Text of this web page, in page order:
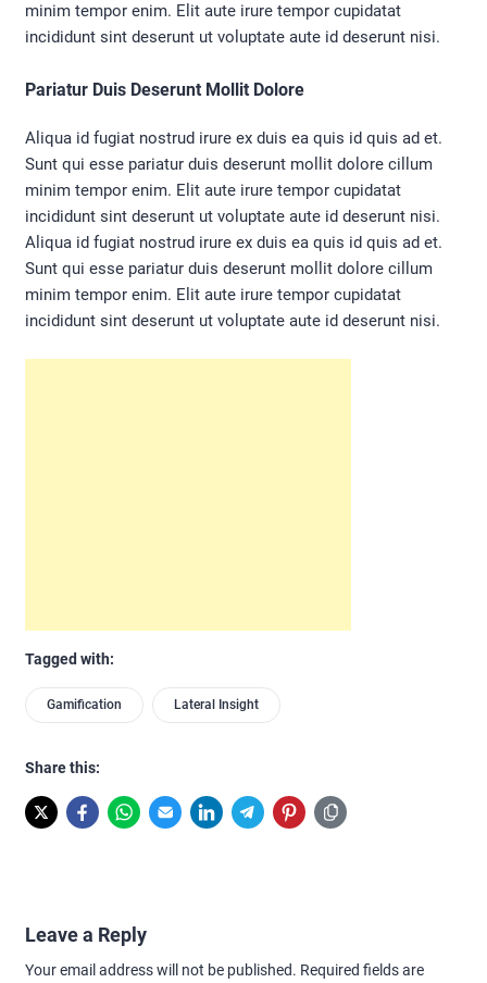
minim tempor enim. Elit aute irure tempor cupidatat
incididunt sint deserunt ut voluptate aute id deserunt nisi.
Pariatur Duis Deserunt Mollit Dolore
Aliqua id fugiat nostrud irure ex duis ea quis id quis ad et.
Sunt qui esse pariatur duis deserunt mollit dolore cillum
minim tempor enim. Elit aute irure tempor cupidatat
incididunt sint deserunt ut voluptate aute id deserunt nisi.
Aliqua id fugiat nostrud irure ex duis ea quis id quis ad et.
Sunt qui esse pariatur duis deserunt mollit dolore cillum
minim tempor enim. Elit aute irure tempor cupidatat
incididunt sint deserunt ut voluptate aute id deserunt nisi.
Tagged with:
Gamification Lateral Insight
Share this:
Leave a Reply
Your email address will not be published. Required fields are